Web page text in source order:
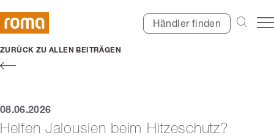
Händler finden
ZURÜCK ZU ALLEN BEITRÄGEN
08.06.2026
Helfen Jalousien beim Hitzeschutz?